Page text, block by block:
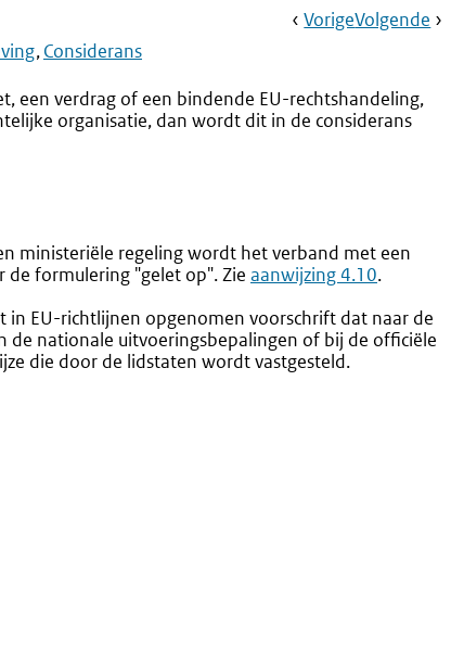
Book
Ga
VorigePagina:
Considerans
Ga
Volgende
Considerans
een verdrag of een bindende EU-rechtshandeling,
organisatie, dan wordt dit in de considerans
ministeriële regeling wordt het verband met een
formulering "gelet op". Zie aanwijzing 4.10.
in EU-richtlijnen opgenomen voorschrift dat naar de
nationale uitvoeringsbepalingen of bij de officiële
die door de lidstaten wordt vastgesteld.